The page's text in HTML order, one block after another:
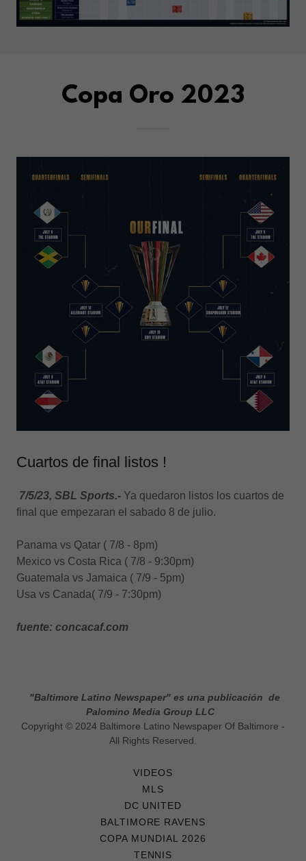
Copa Oro 2023
Cuartos de final listos !
7/5/23, SBL Sports.- Ya quedaron listos los cuartos de
final que empezaran el sabado 8 de julio.
Panama vs Qatar ( 7/8 - 8pm)
Mexico vs Costa Rica ( 7/8 - 9:30pm)
Guatemala vs Jamaica ( 7/9 - 5pm)
Usa vs Canada( 7/9 - 7:30pm)
fuente: concacaf.com
"Baltimore Latino Newspaper" es una publicación de
Palomino Media Group LLC
Copyright © 2024 Baltimore Latino Newspaper Of Baltimore -
All Rights Reserved.
VIDEOS
MLS
DC UNITED
BALTIMORE RAVENS
COPA MUNDIAL 2026
TENNIS